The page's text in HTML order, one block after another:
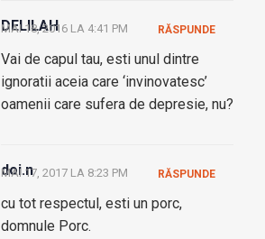
DELILAH
MAI 18, 2016 LA 4:41 PM
Vai de capul tau, esti unul dintre
ignoratii aceia care ‘invinovatesc’
oamenii care sufera de depresie, nu?
RĂSPUNDE
doi.n
MAI 17, 2017 LA 8:23 PM
cu tot respectul, esti un porc,
domnule Porc.
RĂSPUNDE